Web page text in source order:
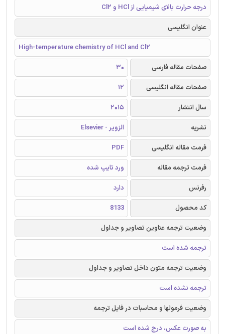
درجه حرارت بالای شیمیایی از HCl و Cl2
عنوان انگلیسی
High-temperature chemistry of HCl and Cl2
صفحات مقاله فارسی
30
صفحات مقاله انگلیسی
12
سال انتشار
2015
نشریه
الزویر - Elsevier
فرمت مقاله انگلیسی
PDF
فرمت ترجمه مقاله
ورد تایپ شده
رفرنس
دارد
کد محصول
8133
وضعیت ترجمه عناوین تصاویر و جداول
ترجمه شده است
وضعیت ترجمه متون داخل تصاویر و جداول
ترجمه نشده است
وضعیت فرمولها و محاسبات در فایل ترجمه
به صورت عکس، درج شده است